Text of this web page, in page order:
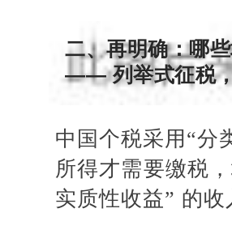
二、再明确：哪
—— 列举式征税
中国个税采用 “分
所得才需要缴税
实质性收益” 的